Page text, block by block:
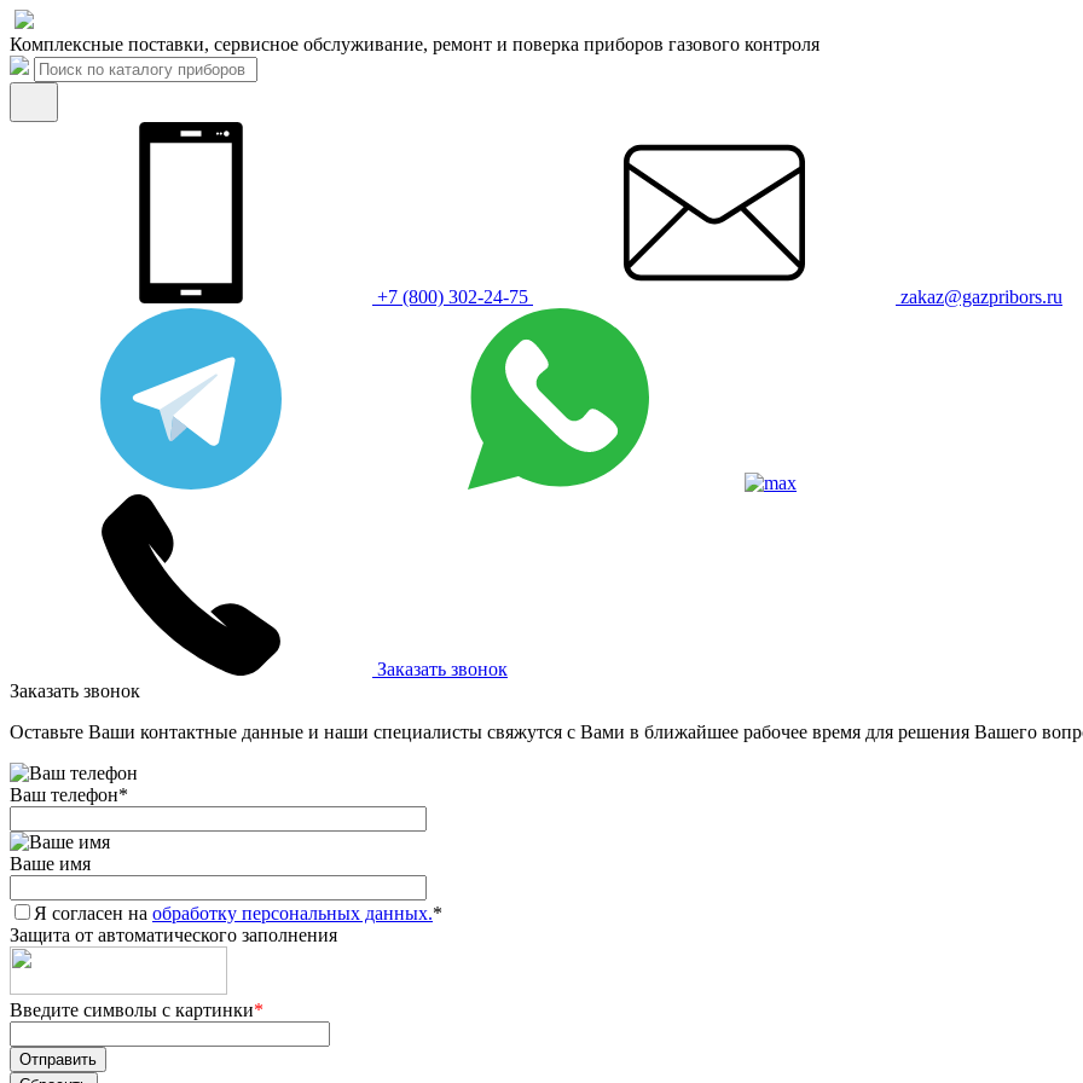
Комплексные поставки, сервисное обслуживание, ремонт и поверка приборов газового контроля
+7 (800) 302-24-75 zakaz@gazpribors.ru
Заказать звонок
Заказать звонок
Оставьте Ваши контактные данные и наши специалисты свяжутся с Вами в ближайшее рабочее время для решения Вашего
Ваш телефон*
Ваше имя
Я согласен на обработку персональных данных.*
Защита от автоматического заполнения
Введите символы с картинки*